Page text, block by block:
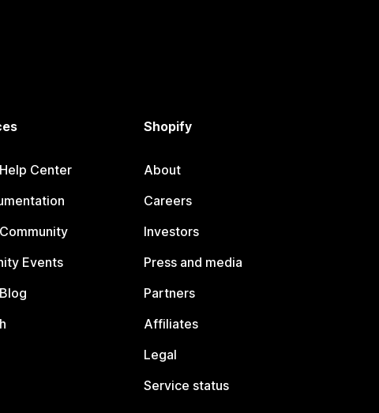
Center
Events
Shopify
About
Careers
Investors
Press and media
Partners
Affiliates
Legal
Service status